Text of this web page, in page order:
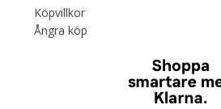
Köpvillkor
Ångra köp